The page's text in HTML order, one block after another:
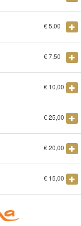
€5,00
€7,50
€ 10,00
€25,00
€20,00
€ 15,00